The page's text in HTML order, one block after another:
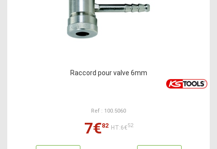
Raccord pour valve 6mm
Ref : 100.5060
7€82 HT:6€52